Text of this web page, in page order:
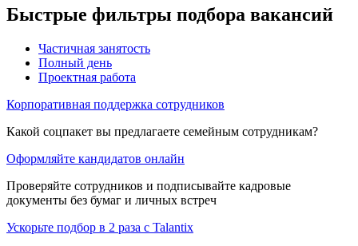
Быстрые фильтры подбора вакансий
Частичная занятость
Полный день
Проектная работа
Корпоративная поддержка сотрудников
Какой соцпакет вы предлагаете семейным сотрудникам?
Оформляйте кандидатов онлайн
Проверяйте сотрудников и подписывайте кадровые
документы без бумаг и личных встреч
Ускорьте подбор в 2 раза с Talantix